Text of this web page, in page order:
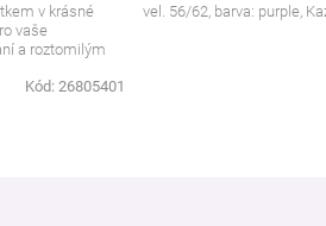
v krásné
vaše
a roztomilým
Kód: 26805401
vel. 56/62, barva: purple,